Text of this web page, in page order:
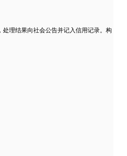
理结果向社会公告并记入信用记录。构